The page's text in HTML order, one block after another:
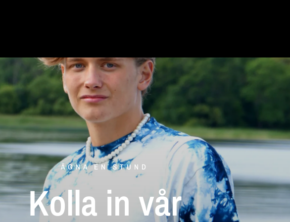
ÄGNA EN STUND
Kolla in vår